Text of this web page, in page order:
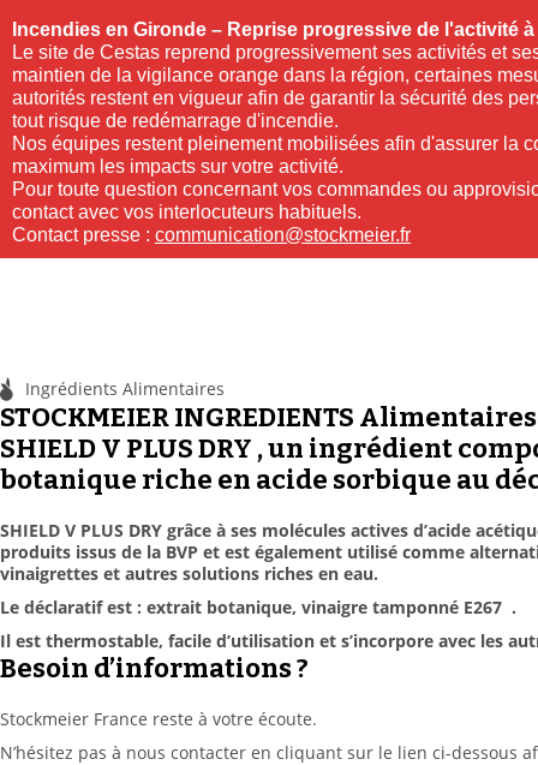
Ingrédients Alimentaires
STOCKMEIER INGREDIENTS
SHIELD V PLUS DRY , un ingrédient
botanique riche en acide sorbique au
SHIELD V PLUS DRY grâce à ses molécules actives d’acide
produits issus de la BVP et est également utilisé comme
vinaigrettes et autres solutions riches en eau.
Le déclaratif est : extrait botanique, vinaigre tamponné E267 .
Il est thermostable, facile d’utilisation et s’incorpore avec les
Besoin d’informations ?
Stockmeier France reste à votre écoute.
N’hésitez pas à nous contacter en cliquant sur le lien ci-
Incendies en Gironde – Reprise progressive de l'activité
Le site de Cestas reprend progressivement ses activités et
maintien de la vigilance orange dans la région, certaines
autorités restent en vigueur afin de garantir la sécurité des
tout risque de redémarrage d'incendie.
Nos équipes restent pleinement mobilisées afin d'assurer la
maximum les impacts sur votre activité.
Pour toute question concernant vos commandes ou
contact avec vos interlocuteurs habituels.
Contact presse : communication@stockmeier.fr